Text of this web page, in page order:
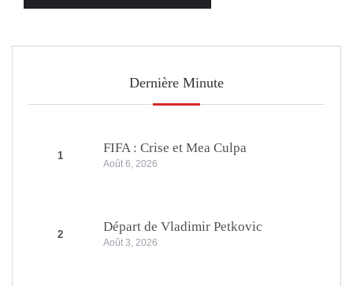
Dernière Minute
1
FIFA : Crise et Mea Culpa
Août 6, 2026
2
Départ de Vladimir Petkovic
Août 3, 2026